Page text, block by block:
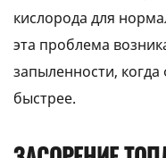
кислорода для
эта проблема
запыленности,
быстрее.